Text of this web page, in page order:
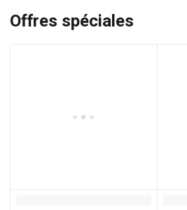
Offres spéciales